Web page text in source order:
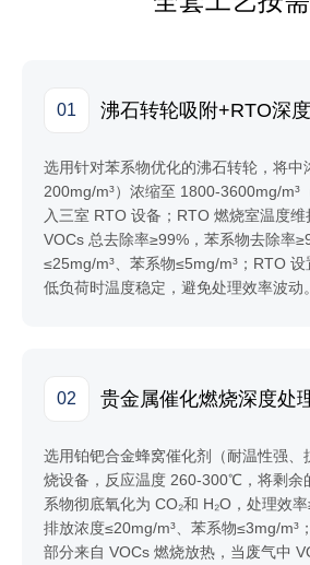
01 沸石转轮吸附+RTO深
选用针对苯系物优化的沸石转轮，将中
200mg/m³）浓缩至 1800-3600mg/m³
入三室 RTO 设备；RTO 燃烧室温度
VOCs 总去除率≥99%，苯系物去除率
≤25mg/m³、苯系物≤5mg/m³；RTO
低负荷时温度稳定，避免处理效率波动。
02 贵金属催化燃烧深度处
选用铂钯合金蜂窝催化剂（耐温性强、
烧设备，反应温度 260-300℃，将剩余
系物彻底氧化为 CO₂和 H₂O，处理效
排放浓度≤20mg/m³、苯系物≤3mg/m³
部分来自 VOCs 燃烧放热，当废气中